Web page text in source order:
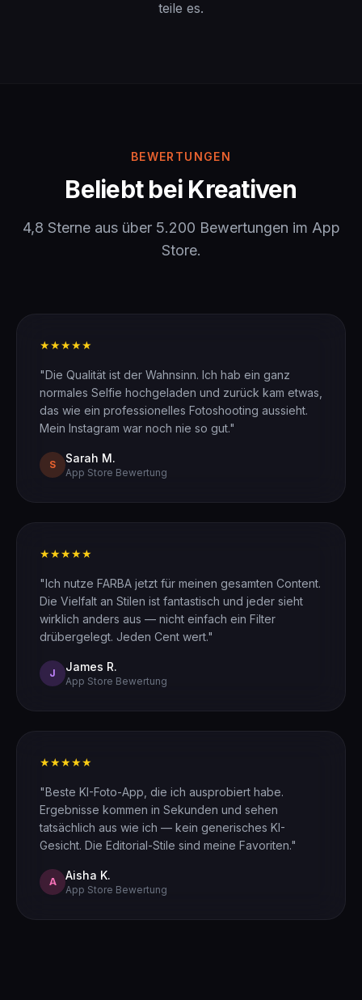
teile es.
BEWERTUNGEN
Beliebt bei Kreativen
4,8 Sterne aus über 5.200 Bewertungen im App
Store.
★★★★★
"Die Qualität ist der Wahnsinn. Ich hab ein ganz
normales Selfie hochgeladen und zurück kam etwas,
das wie ein professionelles Fotoshooting aussieht.
Mein Instagram war noch nie so gut."
S Sarah M.
App Store Bewertung
★★★★★
"Ich nutze FARBA jetzt für meinen gesamten Content.
Die Vielfalt an Stilen ist fantastisch und jeder sieht
wirklich anders aus — nicht einfach ein Filter
drübergelegt. Jeden Cent wert."
J James R.
App Store Bewertung
★★★★★
"Beste KI-Foto-App, die ich ausprobiert habe.
Ergebnisse kommen in Sekunden und sehen
tatsächlich aus wie ich — kein generisches KI-
Gesicht. Die Editorial-Stile sind meine Favoriten."
A Aisha K.
App Store Bewertung